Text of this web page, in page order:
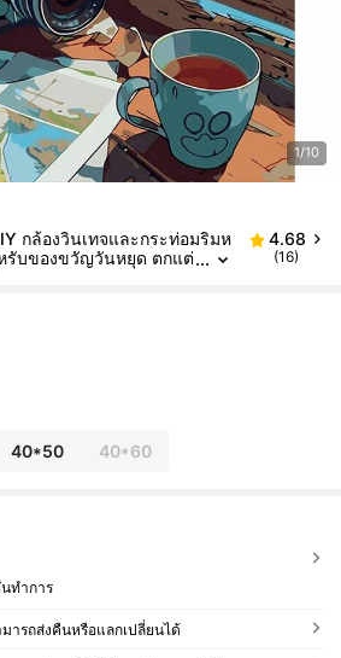
1/10
กล้องวินเทจและกระท่อมริมห
รับของขวัญวันหยุด ตกแต่
นอน
4.68
(16)
40*50 40*60
ทำการ
รถส่งคืนหรือแลกเปลี่ยนได้